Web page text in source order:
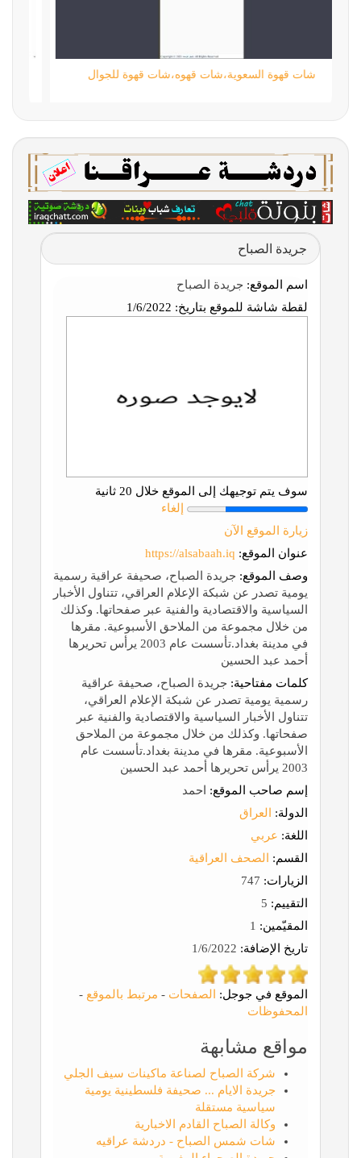
شات قهوة السعوية،شات قهوه،شات قهوة للجوال
جريدة الصباح
اسم الموقع: جريدة الصباح
لقطة شاشة للموقع بتاريخ:
سوف يتم توجيهك إلى الموقع خلال 20 ثانية
إلغاء
زيارة الموقع الآن
عنوان الموقع: https://alsabaah.iq
وصف الموقع: جريدة الصباح، صحيفة عراقية رسمية
يومية تصدر عن شبكة الإعلام العراقي، تتناول الأخبار
السياسية والاقتصادية والفنية عبر صفحاتها. وكذلك
من خلال مجموعة من الملاحق الأسبوعية. مقرها
في مدينة بغداد.تأسست عام 2003 يرأس تحريرها
أحمد عبد الحسين
كلمات مفتاحية: جريدة الصباح، صحيفة عراقية
رسمية يومية تصدر عن شبكة الإعلام العراقي،
تتناول الأخبار السياسية والاقتصادية والفنية عبر
صفحاتها. وكذلك من خلال مجموعة من الملاحق
الأسبوعية. مقرها في مدينة بغداد.تأسست عام
2003 يرأس تحريرها أحمد عبد الحسين
إسم صاحب الموقع: احمد
الدولة:
العراق
اللغة: عربي
القسم:
الصحف العراقية
الزيارات:
التقييم:
المقيّمين:
تاريخ الإضافة:
الموقع في جوجل: الصفحات - مرتبط بالموقع -
المحفوظات
مواقع مشابهة
شركة الصباح لصناعة ماكينات سيف الجلي
جريدة الايام ... صحيفة فلسطينية يومية
سياسية مستقلة
وكالة الصباح القادم الاخبارية
شات شمس الصباح - دردشة عراقيه